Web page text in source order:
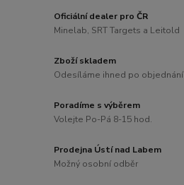
Oficiální dealer pro ČR
Minelab, SRT Targets a Leitold
Zboží skladem
Odesíláme ihned po objednání
Poradíme s výběrem
Volejte Po-Pá 8-15 hod.
Prodejna Ústí nad Labem
Možný osobní odběr